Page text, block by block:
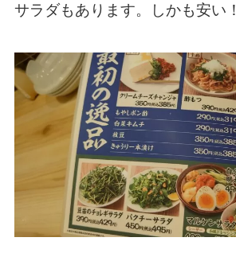
サラダもあります。しかも安い！